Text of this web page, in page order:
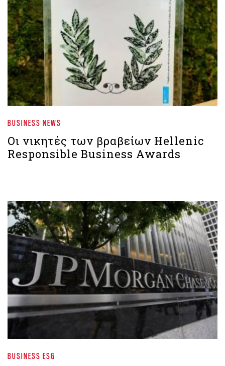
BUSINESS NEWS
Οι νικητές των βραβείων Hellenic
Responsible Business Awards
BUSINESS ESG